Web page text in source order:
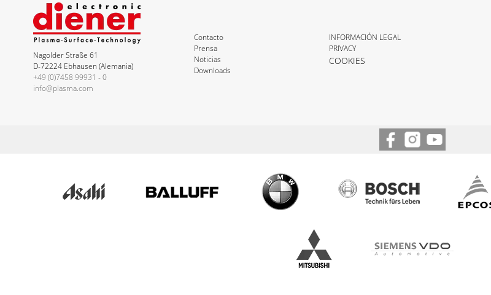
Nagolder Straße 61
D-72224 Ebhausen (Alemania)
+49 (0)7458 99931 - 0
info@plasma.com
Contacto
Prensa
Noticias
Downloads
INFORMACIÓN LEGAL
PRIVACY
COOKIES